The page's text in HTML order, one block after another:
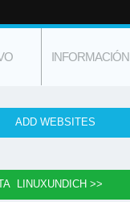
INFORMACIÓN